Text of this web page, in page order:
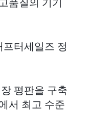
터세일즈 정
평판을 구축
서 최고 수준